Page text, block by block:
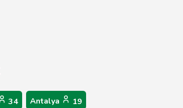
34 Antalya 19